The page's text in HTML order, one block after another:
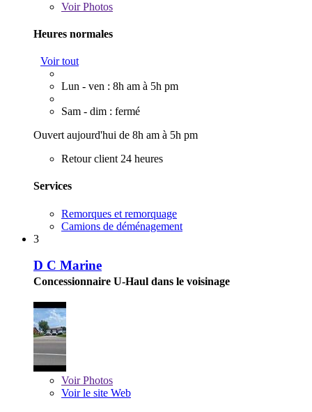
VoirPhotos
Heures normales
Voir tout
Lun - ven : 8h am à 5h pm
Sam - dim : fermé
Ouvert aujourd'hui de 8h am à 5h pm
Retour client 24 heures
Services
Remorques et remorquage
Camions de déménagement
3
D C Marine
Concessionnaire U-Haul dans le voisinage
VoirPhotos
Voir le site Web